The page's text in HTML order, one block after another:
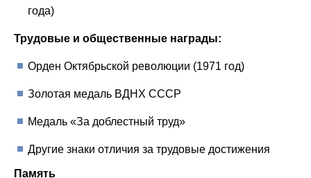
года)
Трудовые и общественные награды:
Орден Октябрьской революции (1971 год)
Золотая медаль ВДНХ СССР
Медаль «За доблестный труд»
Другие знаки отличия за трудовые достижения
Память